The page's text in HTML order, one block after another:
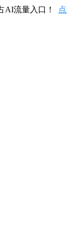
AI流量入口！